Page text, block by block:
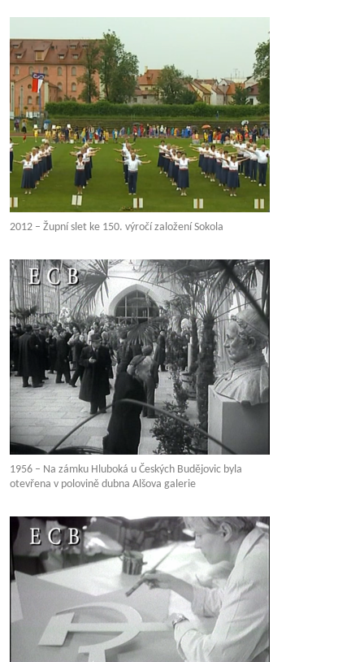
2012 – Župní slet ke 150. výročí založení Sokola
1956 – Na zámku Hluboká u Českých Budějovic byla
otevřena v polovině dubna Alšova galerie